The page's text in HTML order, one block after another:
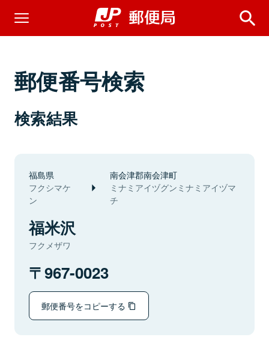
郵便番号検索
検索結果
福島県
フクシマケ
ン
南会津郡南会津町
ミナミアイヅグンミナミアイヅマ
チ
福米沢
フクメザワ
967-0023
郵便番号をコピーする